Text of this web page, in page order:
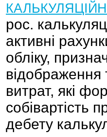
рос.
активні
обліку,
відображення
витрат, які
собівартість
дебету